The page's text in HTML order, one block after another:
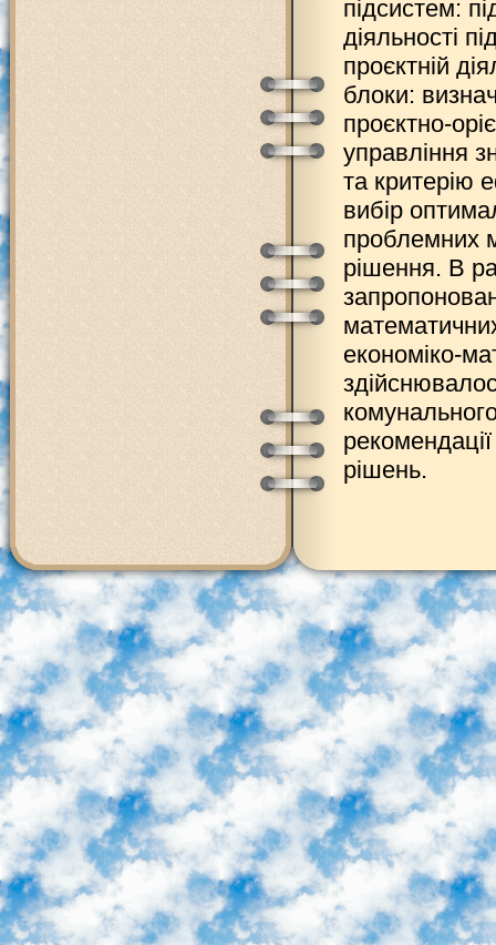
підсистем:
діяльності
проєктній
блоки:
проєктно-
управління
та критерію
вибір
проблемних
рішення. В
економіко-
рішень.